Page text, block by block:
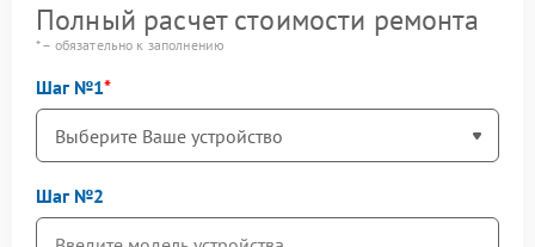
Полный расчет стоимости ремонта
* – обязательно к заполнению
Шаг №1
Шаг №2